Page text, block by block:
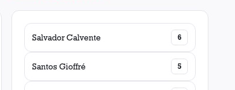
Salvador Calvente 6
Santos Gioffré 5